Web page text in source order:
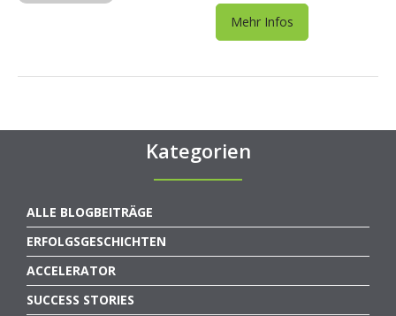
Mehr Infos
Kategorien
ALLE BLOGBEITRÄGE
ERFOLGSGESCHICHTEN
ACCELERATOR
SUCCESS STORIES